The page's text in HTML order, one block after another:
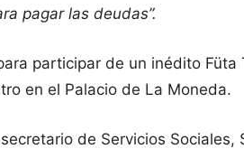
pagar las deudas”.
participar de un inédito Füta
en el Palacio de La Moneda.
de Servicios Sociales,